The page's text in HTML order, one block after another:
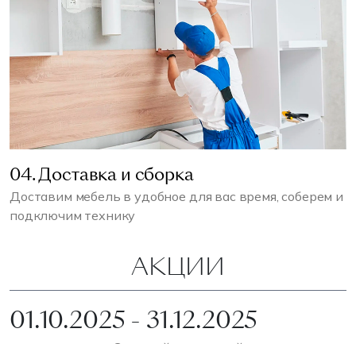
04. Доставка и сборка
Доставим мебель в удобное для вас время, соберем и
подключим технику
АКЦИИ
01.10.2025 - 31.12.2025